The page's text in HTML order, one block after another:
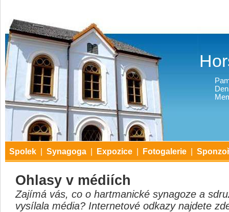
Spolek Synagoga Expozice Fotogalerie
Ohlasy v médiích
Zajímá vás, co o hartmanické synagoze a
vysílala média? Internetové odkazy najdete